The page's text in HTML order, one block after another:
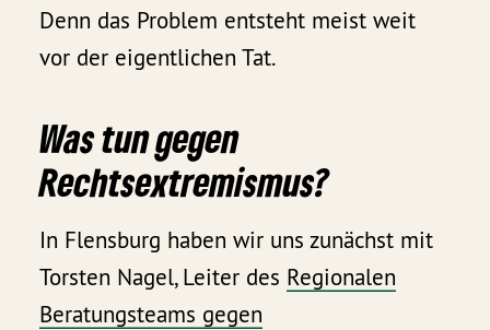
Denn das Problem entsteht meist weit
vor der eigentlichen Tat.
Was tun gegen
Rechtsextremismus?
In Flensburg haben wir uns zunächst mit
Torsten Nagel, Leiter des Regionalen
Beratungsteams gegen